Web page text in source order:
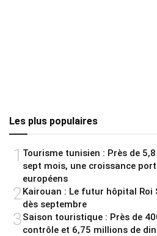
Les plus populaires
1 Tourisme tunisien : Près de
sept mois, une croissance
européens
2 Kairouan : Le futur hôpital
dès septembre
3Saison touristique : Près de
contrôle et 6,75 millions de